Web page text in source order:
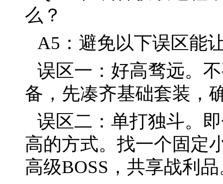
么？
A5：避免以下误区能
误区一：好高骛远。
备，先凑齐基础套装，
误区二：单打独斗。
高的方式。找一个固定
高级BOSS，共享战利